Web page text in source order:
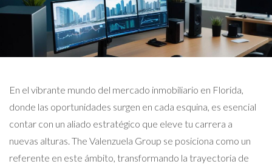
En el vibrante mundo del mercado inmobiliario en Florida,
donde las oportunidades surgen en cada esquina, es esencial
contar con un aliado estratégico que eleve tu carrera a
nuevas alturas. The Valenzuela Group se posiciona como un
referente en este ámbito, transformando la trayectoria de